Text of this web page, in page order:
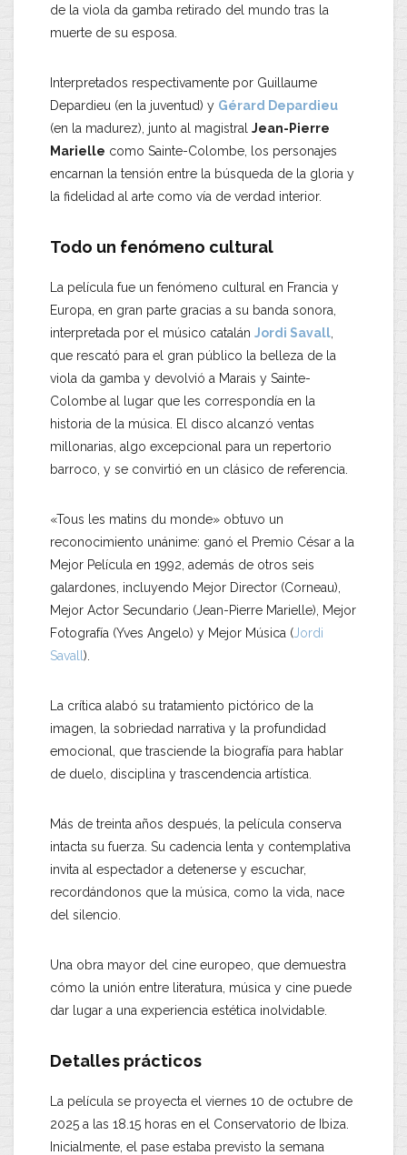
de la viola da gamba retirado del mundo tras la
muerte de su esposa.
Interpretados respectivamente por Guillaume
Depardieu (en la juventud) y Gérard Depardieu
(en la madurez), junto al magistral Jean-Pierre
Marielle como Sainte-Colombe, los personajes
encarnan la tensión entre la búsqueda de la gloria y
la fidelidad al arte como vía de verdad interior.
Todo un fenómeno cultural
La película fue un fenómeno cultural en Francia y
Europa, en gran parte gracias a su banda sonora,
interpretada por el músico catalán Jordi Savall
que rescató para el gran público la belleza de la
viola da gamba y devolvió a Marais y Sainte-
Colombe al lugar que les correspondía en la
historia de la música. El disco alcanzó ventas
millonarias, algo excepcional para un repertorio
barroco, y se convirtió en un clásico de referencia.
«Tous les matins du monde» obtuvo un
reconocimiento unánime: ganó el Premio César a la
Mejor Película en 1992, además de otros seis
galardones, incluyendo Mejor Director (Corneau),
Mejor Actor Secundario (Jean-Pierre Marielle), Mejor
Fotografía (Yves Angelo) y Mejor Música ( Jordi
Savall ).
La crítica alabó su tratamiento pictórico de la
imagen, la sobriedad narrativa y la profundidad
emocional, que trasciende la biografía para hablar
de duelo, disciplina y trascendencia artística.
Más de treinta años después, la película conserva
intacta su fuerza. Su cadencia lenta y contemplativa
invita al espectador a detenerse y escuchar,
recordándonos que la música, como la vida, nace
del silencio.
Una obra mayor del cine europeo, que demuestra
cómo la unión entre literatura, música y cine puede
dar lugar a una experiencia estética inolvidable.
Detalles prácticos
La película se proyecta el viernes 10 de octubre de
2025 a las 18.15 horas en el Conservatorio de Ibiza.
Inicialmente, el pase estaba previsto la semana